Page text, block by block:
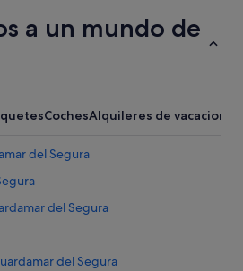
a un mundo de
CochesAlquileres de vacaciones
del Segura
del Segura
del Segura